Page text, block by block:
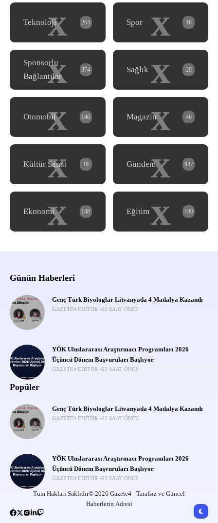
x
Teknoloji 263 x
Spor 18
x
Sponsorlu
Bağlantılar
374 x
Sağlık 20
x
Otomobil 146 x
Magazin 46
x
Kültür Sanat 19 x
Gündem 947
x
Ekonomi 148 x
Eğitim 190
Günün Haberleri
Genç Türk Biyologlar Litvanyada 4 Madalya Kazandı
GAZETE4 EDITÖR 22 SAAT ÖNCE
YÖK Uluslararası Araştırmacı Programları 2026
Üçüncü Dönem Başvuruları Başlıyor
GAZETE4 EDITÖR 23 SAAT ÖNCE
Popüler
Genç Türk Biyologlar Litvanyada 4 Madalya Kazandı
GAZETE4 EDITÖR 22 SAAT ÖNCE
YÖK Uluslararası Araştırmacı Programları 2026
Üçüncü Dönem Başvuruları Başlıyor
GAZETE4 EDITÖR 23 SAAT ÖNCE
Tüm Hakları Saklıdır© 2026 Gazete4 - Tarafsız ve Güncel
Haberlerin Adresi